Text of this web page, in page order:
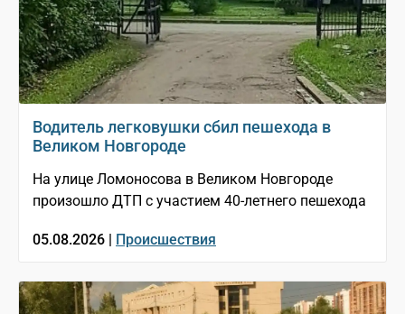
Водитель легковушки сбил пешехода в
Великом Новгороде
На улице Ломоносова в Великом Новгороде
произошло ДТП с участием 40-летнего пешехода
05.08.2026 | Происшествия